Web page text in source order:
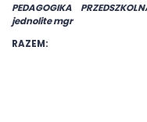
PEDAGOGIKA
jednolite mgr
RAZEM: